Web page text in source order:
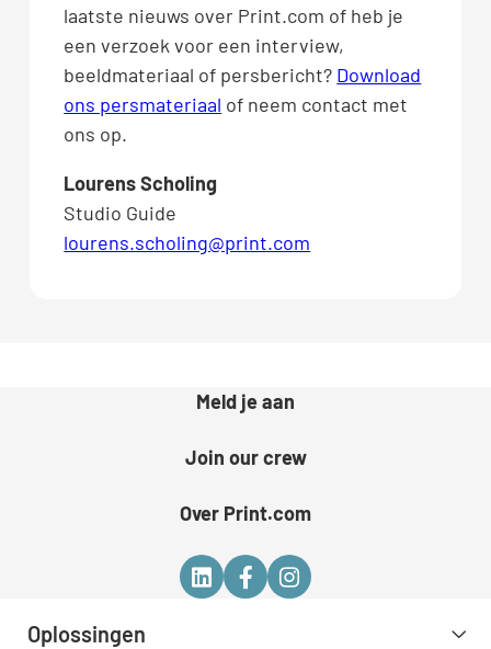
laatste nieuws over Print.com of heb je
een verzoek voor een interview,
beeldmateriaal of persbericht? Download
ons persmateriaal of neem contact met
ons op.
Lourens Scholing
Studio Guide
lourens.scholing@print.com
Meld je aan
Join our crew
Over Print.com
Oplossingen